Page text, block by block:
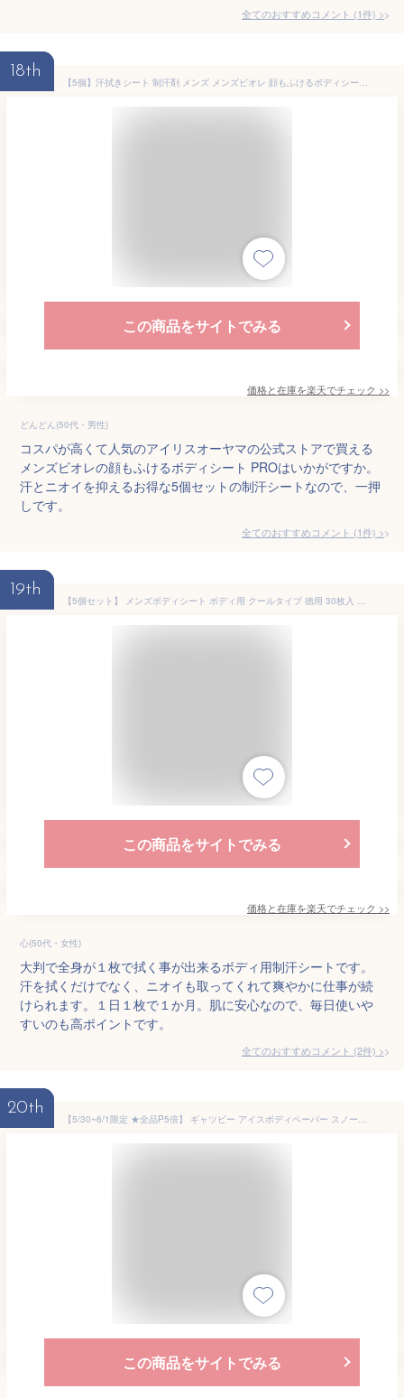
全てのおすすめコメント (1件) >
18th
【5個】汗拭きシート 制汗剤 メンズ メンズビオレ 顔もふけるボディシート PRO 汗拭きシート シート ボディシート 脇汗 男性 男性制汗剤 PRO 消臭 防臭 ビオレ 花王 ホワイトサボンの香り フルーティーベリーの香り クールタイプ/アイスサボンの香り
この商品をサイトでみる
価格と在庫を楽天でチェック >>
どんどん(50代・男性)
コスパが高くて人気のアイリスオーヤマの公式ストアで買える
メンズビオレの顔もふけるボディシート PROはいかがですか。
汗とニオイを抑えるお得な5個セットの制汗シートなので、一押
しです。
全てのおすすめコメント (1件) >
19th
【5個セット】 メンズボディシート ボディ用 クールタイプ 徳用 30枚入 制汗 シート 爽快 大判 汗ふきシート 男性 メントール デオドラントシート ボディシート 制汗シート フェイシャルシート さらさらパウダー メンズ 汗拭きシート メントール配合 クール 全身
この商品をサイトでみる
価格と在庫を楽天でチェック >>
心(50代・女性)
大判で全身が１枚で拭く事が出来るボディ用制汗シートです。
汗を拭くだけでなく、ニオイも取ってくれて爽やかに仕事が続
けられます。１日１枚で１か月。肌に安心なので、毎日使いや
すいのも高ポイントです。
全てのおすすめコメント (2件) >
20th
【5/30~6/1限定 ★全品P5倍】 ギャツビー アイスボディペーパー スノーリリーの香り 医薬部外品 殺菌 制汗 デオドラント 汗拭きシート 大判 厚手 メンズ用 夏用 30枚×3個セット
この商品をサイトでみる